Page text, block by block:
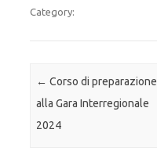
Category:
Post navigation
← Corso di preparazione
alla Gara Interregionale
2024